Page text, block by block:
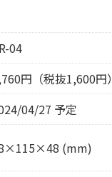
04
円（税抜1,600円）
04/27 予定
(mm)